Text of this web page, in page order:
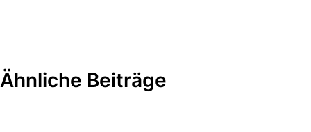
Ähnliche Beiträge